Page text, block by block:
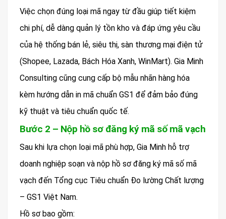
Việc chọn đúng loại mã ngay từ đầu giúp tiết kiệm
chi phí, dễ dàng quản lý tồn kho và đáp ứng yêu cầu
của hệ thống bán lẻ, siêu thị, sàn thương mại điện tử
(Shopee, Lazada, Bách Hóa Xanh, WinMart). Gia Minh
Consulting cũng cung cấp bộ mẫu nhãn hàng hóa
kèm hướng dẫn in mã chuẩn GS1 để đảm bảo đúng
kỹ thuật và tiêu chuẩn quốc tế.
Bước 2 – Nộp hồ sơ đăng ký mã số mã vạch
Sau khi lựa chọn loại mã phù hợp, Gia Minh hỗ trợ
doanh nghiệp soạn và nộp hồ sơ đăng ký mã số mã
vạch đến Tổng cục Tiêu chuẩn Đo lường Chất lượng
– GS1 Việt Nam.
Hồ sơ bao gồm: